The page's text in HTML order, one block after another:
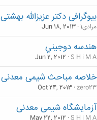
بیوگرافی دکتر عزیزالله بهشتی
مرادی1 Jun 18, 2013
هندسه دوجيني
S H i M A
Jun 2, 2012
خلاصه مباحث شیمی معدنی
zero23
Oct 24, 2013
آزمایشگاه شیمی معدنی
S H i M A
May 22, 2012